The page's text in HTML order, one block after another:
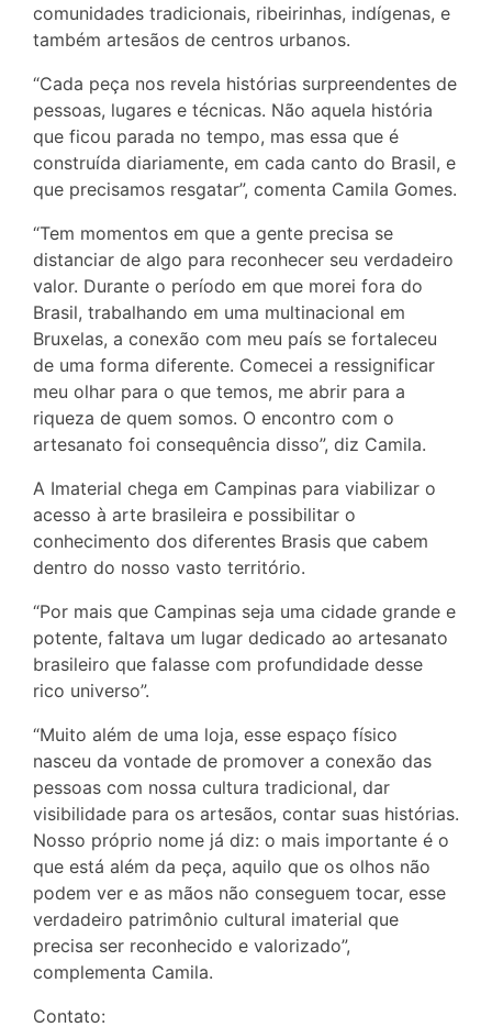
comunidades tradicionais, ribeirinhas, indígenas, e
também artesãos de centros urbanos.
“Cada peça nos revela histórias surpreendentes de
pessoas, lugares e técnicas. Não aquela história
que ficou parada no tempo, mas essa que é
construída diariamente, em cada canto do Brasil, e
que precisamos resgatar”, comenta Camila Gomes.
“Tem momentos em que a gente precisa se
distanciar de algo para reconhecer seu verdadeiro
valor. Durante o período em que morei fora do
Brasil, trabalhando em uma multinacional em
Bruxelas, a conexão com meu país se fortaleceu
de uma forma diferente. Comecei a ressignificar
meu olhar para o que temos, me abrir para a
riqueza de quem somos. O encontro com o
artesanato foi consequência disso”, diz Camila.
A Imaterial chega em Campinas para viabilizar o
acesso à arte brasileira e possibilitar o
conhecimento dos diferentes Brasis que cabem
dentro do nosso vasto território.
“Por mais que Campinas seja uma cidade grande e
potente, faltava um lugar dedicado ao artesanato
brasileiro que falasse com profundidade desse
rico universo”.
“Muito além de uma loja, esse espaço físico
nasceu da vontade de promover a conexão das
pessoas com nossa cultura tradicional, dar
visibilidade para os artesãos, contar suas histórias.
Nosso próprio nome já diz: o mais importante é o
que está além da peça, aquilo que os olhos não
podem ver e as mãos não conseguem tocar, esse
verdadeiro patrimônio cultural imaterial que
precisa ser reconhecido e valorizado”,
complementa Camila.
Contato: